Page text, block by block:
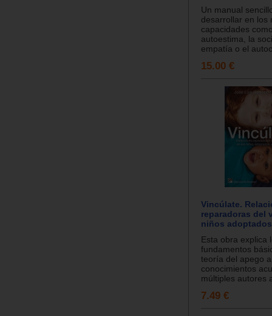
Un manual
desarrollar en los
capacidades
autoestima, la
empatía o el
15.00 €
Vincúlate.
reparadoras del
niños
Esta obra explica
fundamentos
teoría del apego
conocimientos
múltiples autores
7.49 €